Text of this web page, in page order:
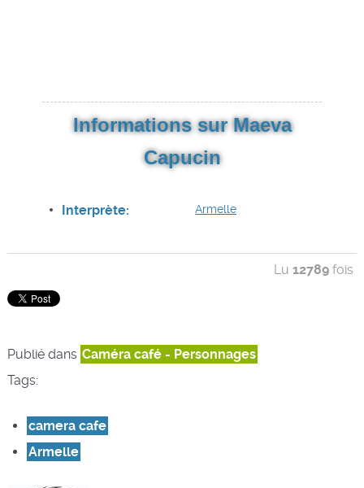
Informations sur Maeva
Capucin
Interprète: Armelle
Lu12789 fois
Publié dans Caméra café - Personnages
Tags:
camera cafe
Armelle